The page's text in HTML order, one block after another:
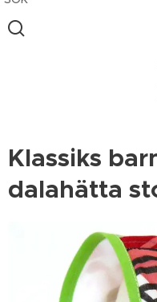
Klassiks
dalahätta